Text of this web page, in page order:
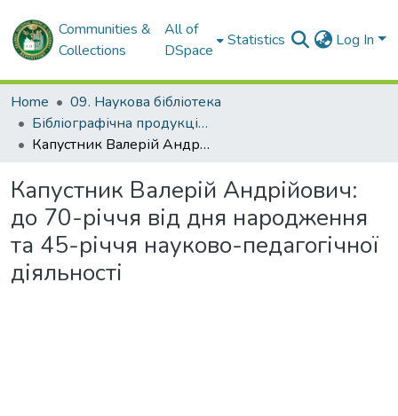
Communities &
Collections
All of
DSpace
Statistics Log In
Home
09. Наукова бібліотека
Бібліографічна продукція. Наукова бібліотека
Капустник Валерій Андрійович: до 70-річчя від дня народження та 45-річчя науково-педагогічної діяльності
Капустник Валерій Андрійович:
до 70-річчя від дня народження
та 45-річчя науково-педагогічної
діяльності